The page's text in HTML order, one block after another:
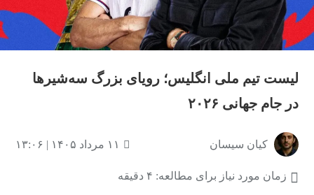
لیست تیم ملی انگلیس؛ رویای بزرگ سه‌شیرها
در جام جهانی ۲۰۲۶
کیان سیسان ۱۱ مرداد ۱۴۰۵ | ۱۳:۰۶
زمان مورد نیاز برای مطالعه: ۴ دقیقه